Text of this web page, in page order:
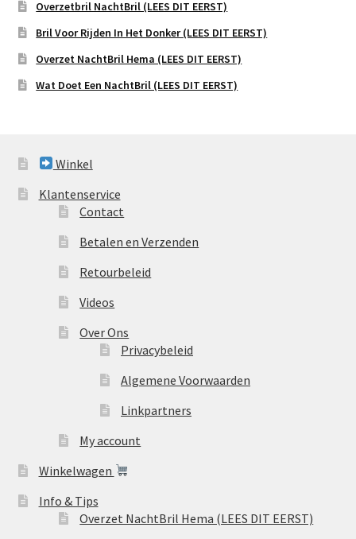
Overzetbril NachtBril (LEES DIT EERST)
Bril Voor Rijden In Het Donker (LEES DIT EERST)
Overzet NachtBril Hema (LEES DIT EERST)
Wat Doet Een NachtBril (LEES DIT EERST)
Winkel
Klantenservice
Contact
Betalen en Verzenden
Retourbeleid
Videos
Over Ons
Privacybeleid
Algemene Voorwaarden
Linkpartners
My account
Winkelwagen
Info & Tips
Overzet NachtBril Hema (LEES DIT EERST)